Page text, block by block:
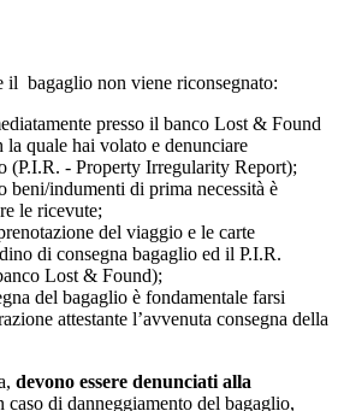
il bagaglio non viene riconsegnato:
presso il banco Lost & Found
la quale hai volato e denunciare
(P.I.R. - Property Irregularity Report);
beni/indumenti di prima necessità è
le ricevute;
del viaggio e le carte
di consegna bagaglio ed il P.I.R.
Lost & Found);
del bagaglio è fondamentale farsi
attestante l’avvenuta consegna della
devono essere denunciati alla
caso di danneggiamento del bagaglio,